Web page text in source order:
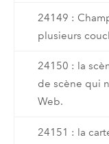
24149 :
plusieurs
24150 : la
de scène qui
Web.
24151 : la